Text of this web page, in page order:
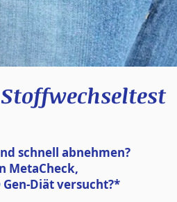
schnell abnehmen?
MetaCheck,
Gen-Diät versucht?*